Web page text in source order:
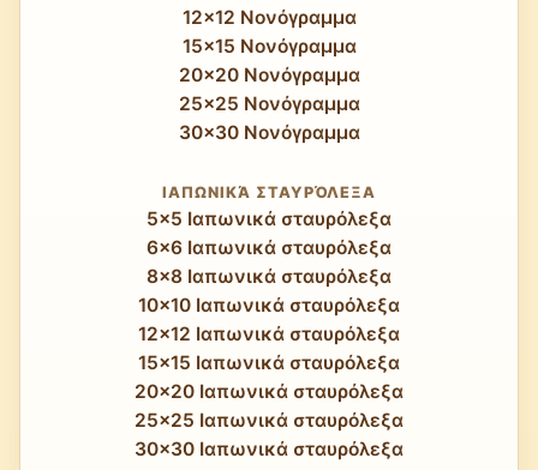
12x12 Νονόγραμμα
15x15 Νονόγραμμα
20x20 Νονόγραμμα
25x25 Νονόγραμμα
30x30 Νονόγραμμα
ΙΑΠΩΝΙΚΆ ΣΤΑΥΡΌΛΕΞΑ
5x5 Ιαπωνικά σταυρόλεξα
6x6 Ιαπωνικά σταυρόλεξα
8x8 Ιαπωνικά σταυρόλεξα
10x10 Ιαπωνικά σταυρόλεξα
12x12 Ιαπωνικά σταυρόλεξα
15x15 Ιαπωνικά σταυρόλεξα
20x20 Ιαπωνικά σταυρόλεξα
25x25 Ιαπωνικά σταυρόλεξα
30x30 Ιαπωνικά σταυρόλεξα